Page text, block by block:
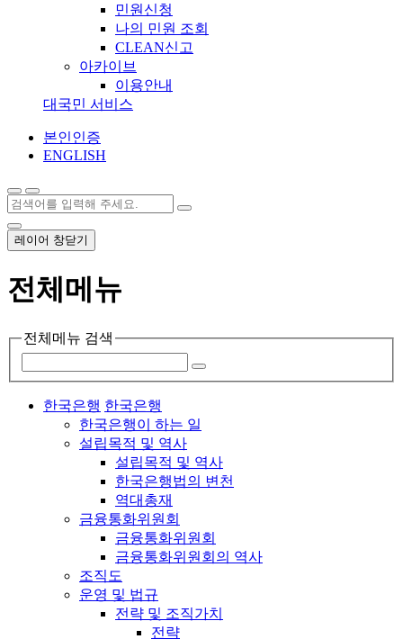
민원신청
나의 민원 조회
CLEAN신고
아카이브
이용안내
대국민 서비스
본인인증
ENGLISH
레이어 창닫기
전체메뉴
전체메뉴 검색
한국은행 한국은행
한국은행이 하는 일
설립목적 및 역사
설립목적 및 역사
한국은행법의 변천
역대총재
금융통화위원회
금융통화위원회
금융통화위원회의 역사
조직도
운영 및 법규
전략 및 조직가치
전략